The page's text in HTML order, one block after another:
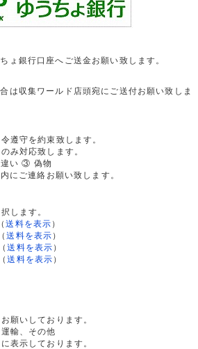
ょ銀行口座へご送金お願い致します。
は収集ワールド店頭宛にご送付お願い致しま
遵守を約束致します。
み対応致します。
い ③ 偽物
にご連絡お願い致します。
します。
（送料を表示 ）
（送料を表示 ）
（送料を表示 ）
（送料を表示 ）
願いしております。
運輸、その他
表示しております。